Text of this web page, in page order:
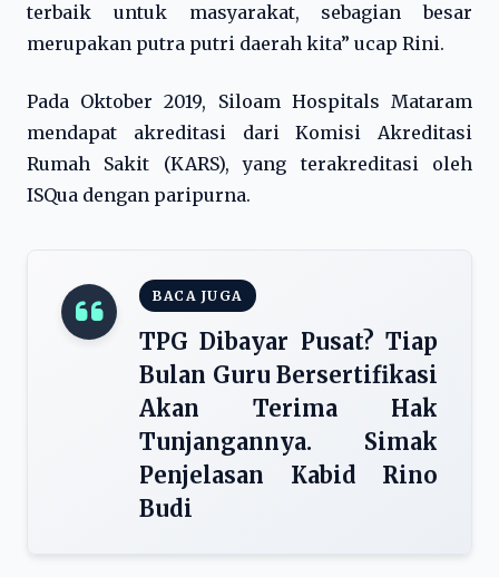
terbaik untuk masyarakat, sebagian besar
merupakan putra putri daerah kita” ucap Rini.
Pada Oktober 2019, Siloam Hospitals Mataram
mendapat akreditasi dari Komisi Akreditasi
Rumah Sakit (KARS), yang terakreditasi oleh
ISQua dengan paripurna.
BACA JUGA
TPG Dibayar Pusat? Tiap
Bulan Guru Bersertifikasi
Akan Terima Hak
Tunjangannya. Simak
Penjelasan Kabid Rino
Budi